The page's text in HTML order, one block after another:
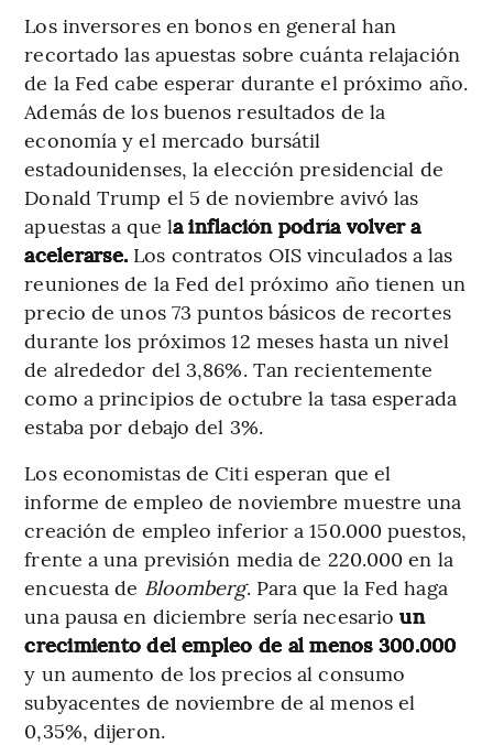
Los inversores en bonos en general han
recortado las apuestas sobre cuánta relajación
de la Fed cabe esperar durante el próximo año.
Además de los buenos resultados de la
economía y el mercado bursátil
estadounidenses, la elección presidencial de
Donald Trump el 5 de noviembre avivó las
apuestas a que la inflación podría volver a
acelerarse. Los contratos OIS vinculados a las
reuniones de la Fed del próximo año tienen un
precio de unos 73 puntos básicos de recortes
durante los próximos 12 meses hasta un nivel
de alrededor del 3,86%. Tan recientemente
como a principios de octubre la tasa esperada
estaba por debajo del 3%.
Los economistas de Citi esperan que el
informe de empleo de noviembre muestre una
creación de empleo inferior a 150.000 puestos,
frente a una previsión media de 220.000 en la
encuesta de Bloomberg. Para que la Fed haga
una pausa en diciembre sería necesario un
crecimiento del empleo de al menos 300.000
y un aumento de los precios al consumo
subyacentes de noviembre de al menos el
0,35%, dijeron.